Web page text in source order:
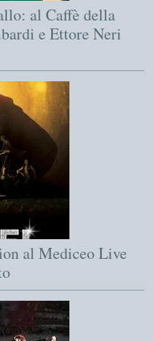
al Caffè della
e Ettore Neri
al Mediceo Live